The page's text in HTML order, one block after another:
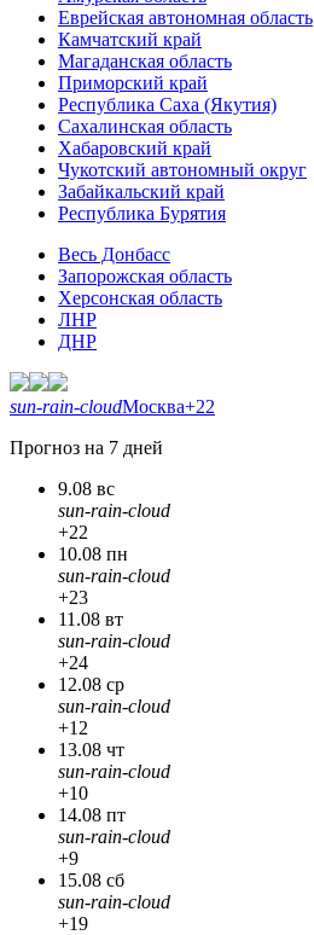
Еврейская автономная область
Камчатский край
Магаданская область
Приморский край
Республика Саха (Якутия)
Сахалинская область
Хабаровский край
Чукотский автономный округ
Забайкальский край
Республика Бурятия
Весь Донбасс
Запорожская область
Херсонская область
ЛНР
ДНР
sun-rain-cloudМосква+22
Прогноз на 7 дней
9.08 вс
sun-rain-cloud
+22
10.08 пн
sun-rain-cloud
+23
11.08 вт
sun-rain-cloud
+24
12.08 ср
sun-rain-cloud
+12
13.08 чт
sun-rain-cloud
+10
14.08 пт
sun-rain-cloud
+9
15.08 сб
sun-rain-cloud
+19